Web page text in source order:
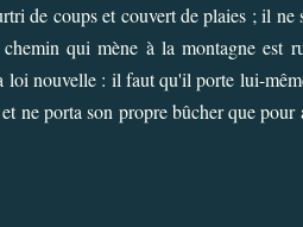
de coups et couvert de plaies ; il
qui mène à la montagne est
loi nouvelle : il faut qu'il porte lui-
ne porta son propre bûcher que